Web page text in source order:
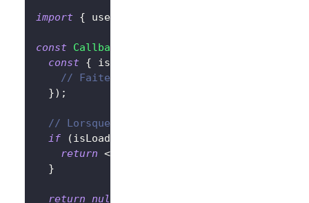
import { useHandleSignInCallback
const Callback
const { isLoading
// Faites quelque chose une fois
}) ;
// Lorsque c'est en cours de traitement
if
(isLoading
return <
}
return null